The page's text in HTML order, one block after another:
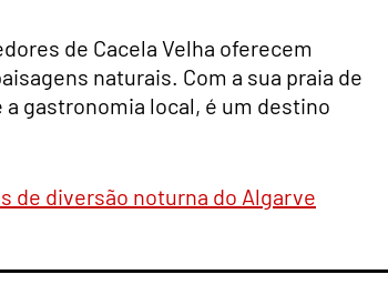
de Cacela Velha oferecem
naturais. Com a sua praia de
gastronomia local, é um destino
de diversão noturna do Algarve